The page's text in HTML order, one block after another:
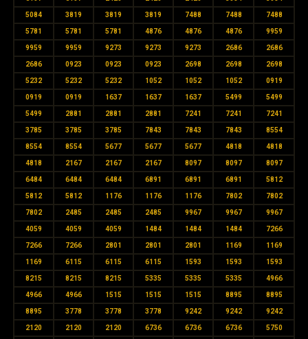
5084 3819 3819 3819 7488 7488 7488
5781 5781 5781 4876 4876 4876 9959
9959 9959 9273 9273 9273 2686 2686
2686 0923 0923 0923 2698 2698 2698
5232 5232 5232 1052 1052 1052 0919
0919 0919 1637 1637 1637 5499 5499
5499 2881 2881 2881 7241 7241 7241
3785 3785 3785 7843 7843 7843 8554
8554 8554 5677 5677 5677 4818 4818
4818 2167 2167 2167 8097 8097 8097
6484 6484 6484 6891 6891 6891 5812
5812 5812 1176 1176 1176 7802 7802
7802 2485 2485 2485 9967 9967 9967
4059 4059 4059 1484 1484 1484 7266
7266 7266 2801 2801 2801 1169 1169
1169 6115 6115 6115 1593 1593 1593
8215 8215 8215 5335 5335 5335 4966
4966 4966 1515 1515 1515 8895 8895
8895 3778 3778 3778 9242 9242 9242
2120 2120 2120 6736 6736 6736 5750